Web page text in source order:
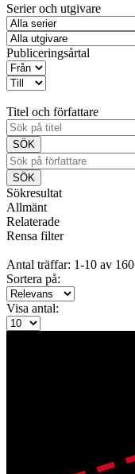
Serier och utgivare
Publiceringsårtal
Titel och författare
Sökresultat
Allmänt
Relaterade
Rensa filter
Antal träffar: 1-10 av 160
Sortera på:
Visa antal: